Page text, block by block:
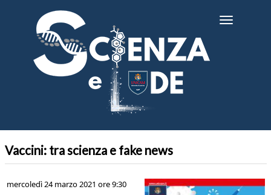
contenuto
Toggle
Vaccini: tra scienza e fake news
mercoledì 24 marzo 2021 ore 9:30